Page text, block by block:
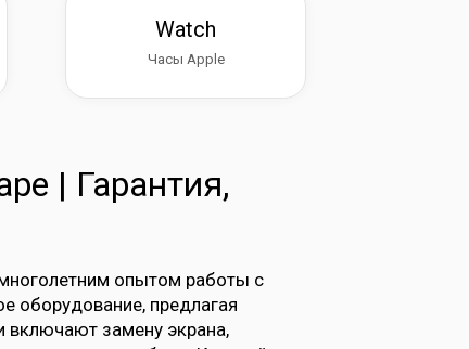
Watch
Часы Apple
| Гарантия,
опытом работы с
оборудование, предлагая
включают замену экрана,